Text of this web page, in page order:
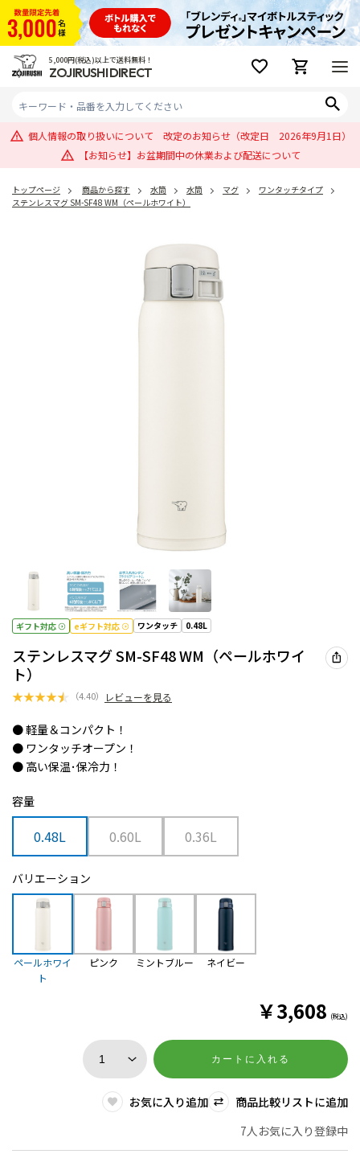
5,000円(税込)以上で送料無料！
ZOJIRUSHI DIRECT
個人情報の取り扱いについて 改定のお知らせ（改定日 2026年9月1日）
【お知らせ】お盆期間中の休業および配送について
トップページ 商品から探す 水筒 水筒 マグ
ワンタッチタイプ
ステンレスマグ SM-SF48 WM（ペールホワイト）
ギフト対応 eギフト対応 ワンタッチ 0.48L
ステンレスマグ SM-SF48 WM（ペールホワイ
ト）
★★★★★ （4.40） レビューを見る
● 軽量＆コンパクト！
● ワンタッチオープン！
● 高い保温･保冷力！
容量
0.48L 0.60L 0.36L
バリエーション
ペールホワイ
ト
ピンク ミントブルー ネイビー
￥3,608 (税込)
カートに入れる
お気に入り追加
商品比較リストに追加
7人お気に入り登録中